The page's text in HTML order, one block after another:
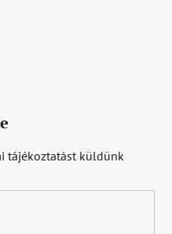
tájékoztatást küldünk